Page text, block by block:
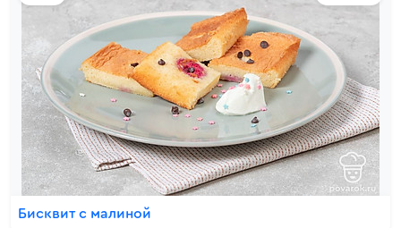
Бисквит с малиной